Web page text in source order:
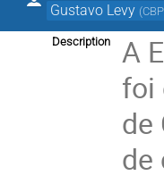
Gustavo Levy (
Description
A
foi
de
de